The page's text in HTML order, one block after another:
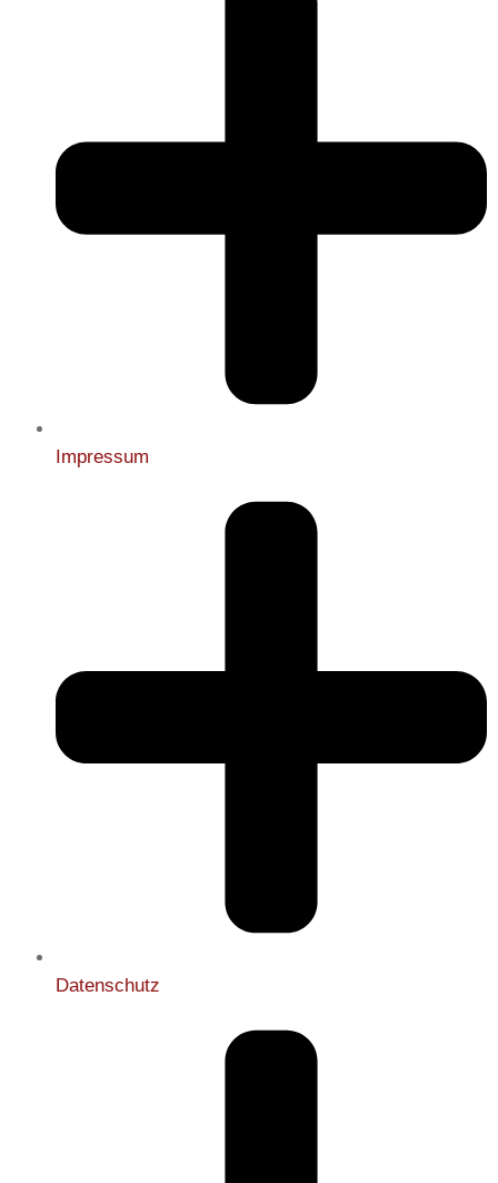
Impressum
Datenschutz